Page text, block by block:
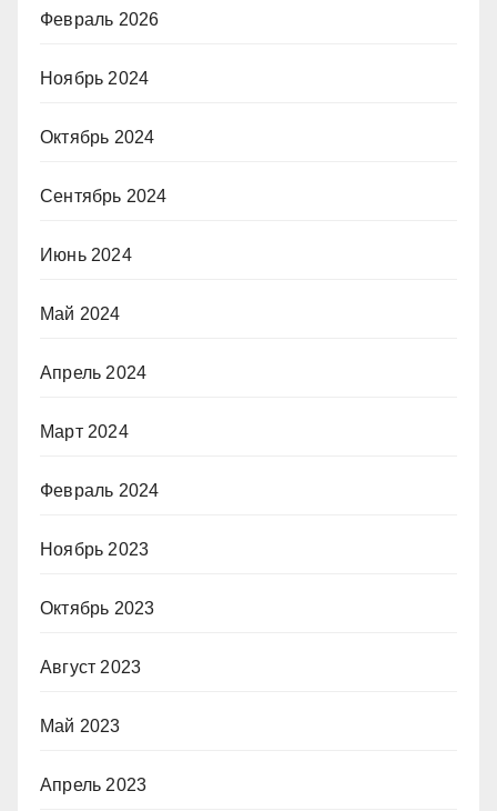
Февраль 2026
Ноябрь 2024
Октябрь 2024
Сентябрь 2024
Июнь 2024
Май 2024
Апрель 2024
Март 2024
Февраль 2024
Ноябрь 2023
Октябрь 2023
Август 2023
Май 2023
Апрель 2023